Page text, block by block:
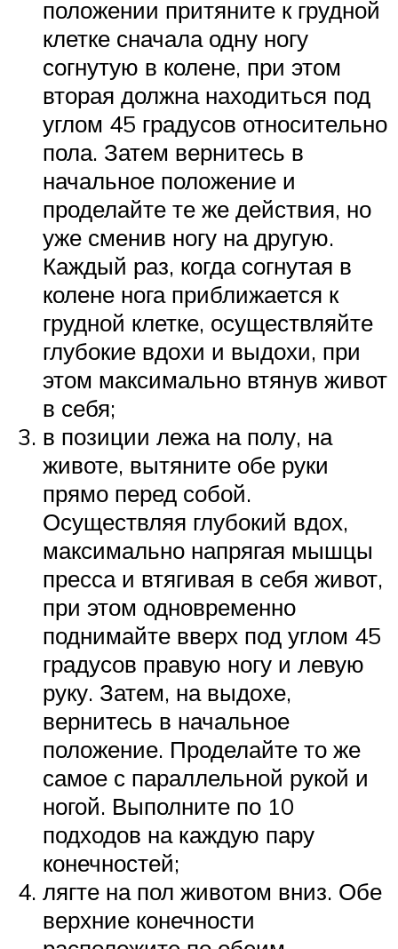
положении притяните к грудной
клетке сначала одну ногу
согнутую в колене, при этом
вторая должна находиться под
углом 45 градусов относительно
пола. Затем вернитесь в
начальное положение и
проделайте те же действия, но
уже сменив ногу на другую.
Каждый раз, когда согнутая в
колене нога приближается к
грудной клетке, осуществляйте
глубокие вдохи и выдохи, при
этом максимально втянув живот
в себя;
в позиции лежа на полу, на
животе, вытяните обе руки
прямо перед собой.
Осуществляя глубокий вдох,
максимально напрягая мышцы
пресса и втягивая в себя живот,
при этом одновременно
поднимайте вверх под углом 45
градусов правую ногу и левую
руку. Затем, на выдохе,
вернитесь в начальное
положение. Проделайте то же
самое с параллельной рукой и
ногой. Выполните по 10
подходов на каждую пару
конечностей;
лягте на пол животом вниз. Обе
верхние конечности